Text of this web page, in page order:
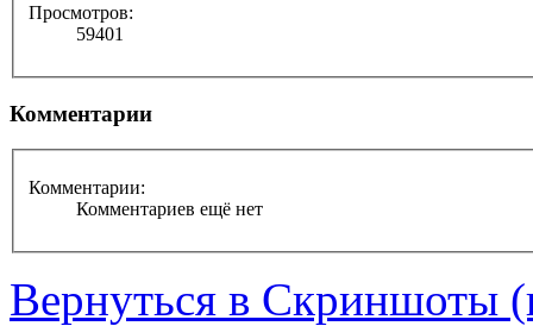
Просмотров:
59401
Комментарии
Комментарии:
Комментариев ещё нет
Вернуться в Скриншоты